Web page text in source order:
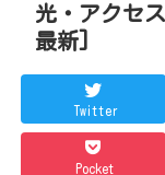
光・アクセ
最新]
Twitter
Pocket